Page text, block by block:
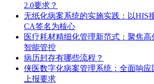
2.0要求？
无纸化病案系统的实施实践：以HIS
CA签名为核心
医疗耗材精细化管理新范式：聚焦
智能管控
病历封存有哪些流程？
侠医数字化病案管理系统：全面响应
上报要求